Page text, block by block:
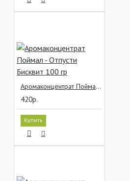
Аромаконцентрат Поймал - Отпусти Бисквит 100 гр
420р.
Купить